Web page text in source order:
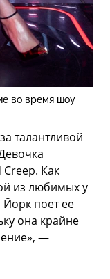
во время шоу
талантливой
Как
из любимых у
поет ее
она крайне
—